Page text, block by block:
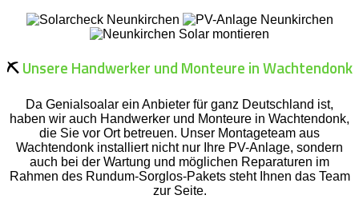
⛏️Unsere Handwerker und Monteure in Wachtendonk
Da Genialsoalar ein Anbieter für ganz Deutschland ist,
haben wir auch Handwerker und Monteure in Wachtendonk,
die Sie vor Ort betreuen. Unser Montageteam aus
Wachtendonk installiert nicht nur Ihre PV-Anlage, sondern
auch bei der Wartung und möglichen Reparaturen im
Rahmen des Rundum-Sorglos-Pakets steht Ihnen das Team
zur Seite.